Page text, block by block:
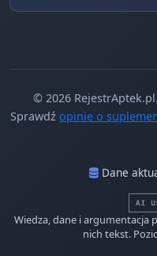
© 2026
Sprawdź opinie o
Dane
Wiedza, dane i argumentacja
nich tekst.